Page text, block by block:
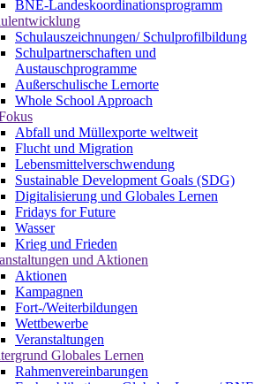
BNE-Landeskoordinationsprogramm
Schulauszeichnungen/ Schulprofilbildung
Schulpartnerschaften und
Austauschprogramme
Außerschulische Lernorte
Whole School Approach
Abfall und Müllexporte weltweit
Flucht und Migration
Lebensmittelverschwendung
Sustainable Development Goals (SDG)
Digitalisierung und Globales Lernen
Fridays for Future
Wasser
Krieg und Frieden
und Aktionen
Aktionen
Kampagnen
Fort-/Weiterbildungen
Wettbewerbe
Veranstaltungen
Globales Lernen
Rahmenvereinbarungen